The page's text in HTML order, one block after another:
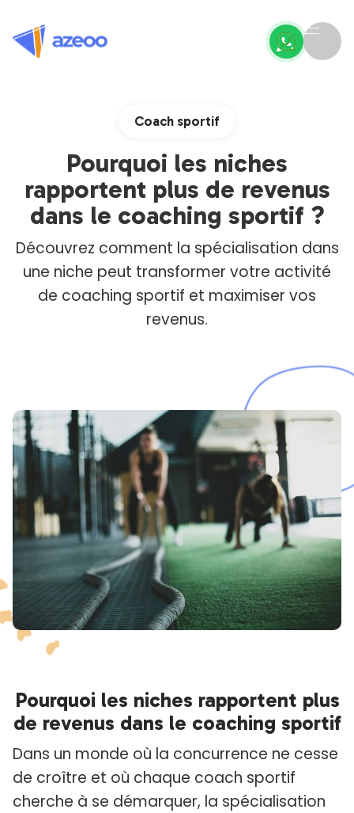
Coach sportif
Pourquoi les niches
rapportent plus de revenus
dans le coaching sportif ?
Découvrez comment la spécialisation dans
une niche peut transformer votre activité
de coaching sportif et maximiser vos
revenus.
Pourquoi les niches rapportent plus
de revenus dans le coaching sportif
Dans un monde où la concurrence ne cesse
de croître et où chaque coach sportif
cherche à se démarquer, la spécialisation